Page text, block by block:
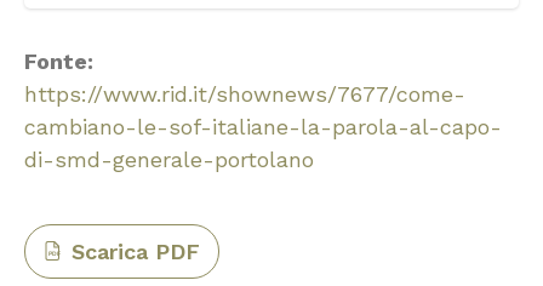
Fonte:
https://www.rid.it/shownews/7677/come-
cambiano-le-sof-italiane-la-parola-al-capo-
di-smd-generale-portolano
PDF Scarica PDF